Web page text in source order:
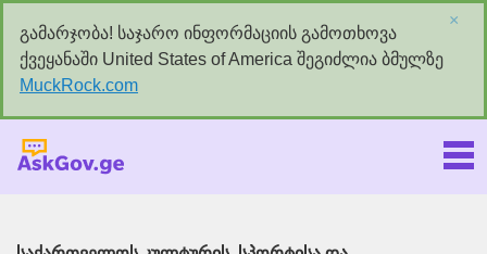
გამარჯობა! საჯარო ინფორმაციის გამოთხოვა
ქვეყანაში United States of America შეგიძლია ბმულზე
MuckRock.com
×